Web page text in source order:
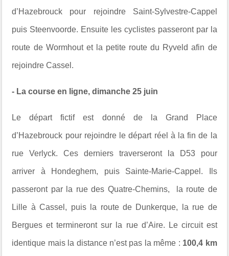
d’Hazebrouck pour rejoindre Saint-Sylvestre-Cappel
puis Steenvoorde. Ensuite les cyclistes passeront par la
route de Wormhout et la petite route du Ryveld afin de
rejoindre Cassel.
- La course en ligne, dimanche 25 juin
Le départ fictif est donné de la Grand Place
d’Hazebrouck pour rejoindre le départ réel à la fin de la
rue Verlyck. Ces derniers traverseront la D53 pour
arriver à Hondeghem, puis Sainte-Marie-Cappel. Ils
passeront par la rue des Quatre-Chemins, la route de
Lille à Cassel, puis la route de Dunkerque, la rue de
Bergues et termineront sur la rue d’Aire. Le circuit est
identique mais la distance n’est pas la même : 100,4 km